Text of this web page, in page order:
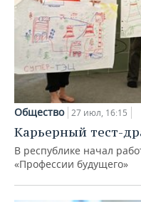
Общество 27 июл, 16:15
Карьерный тест-
В республике начал
«Профессии будущего»